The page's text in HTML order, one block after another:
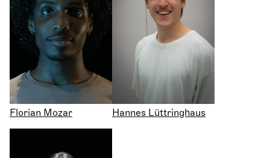
Florian Mozar Hannes Lüttringhaus